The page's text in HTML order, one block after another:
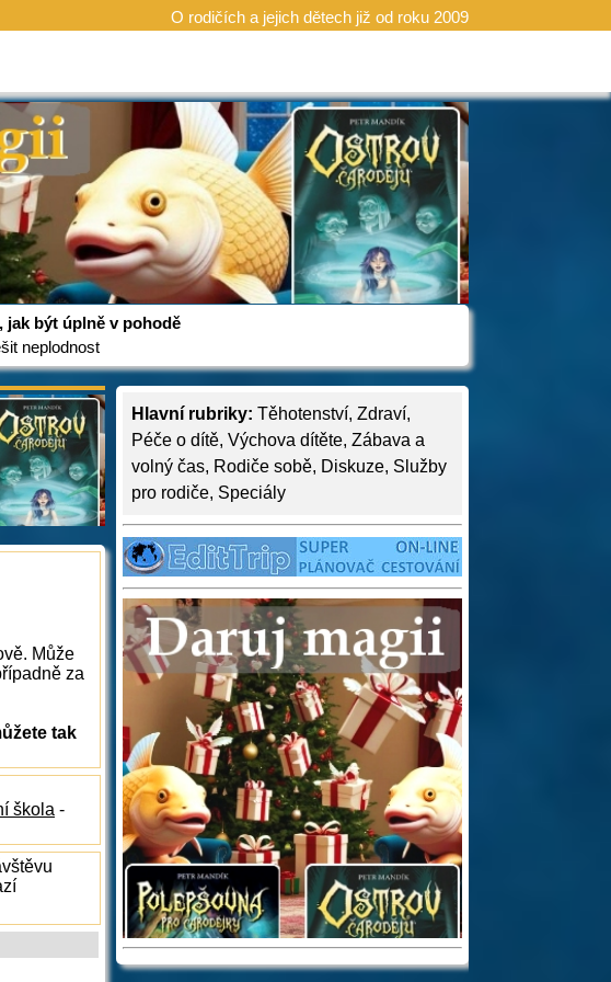
O rodičích a jejich dětech již od roku 2009
jak být úplně v pohodě
neplodnost
Hlavní rubriky: Těhotenství, Zdraví,
Péče o dítě, Výchova dítěte, Zábava a
volný čas, Rodiče sobě, Diskuze, Služby
pro rodiče, Speciály
Může
za
tak
škola -